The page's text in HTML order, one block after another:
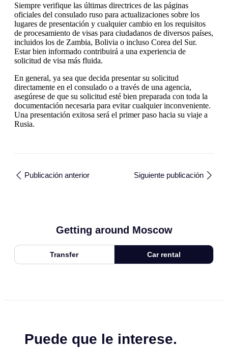
Siempre verifique las últimas directrices de las páginas
oficiales del consulado ruso para actualizaciones sobre los
lugares de presentación y cualquier cambio en los requisitos
de procesamiento de visas para ciudadanos de diversos países,
incluidos los de Zambia, Bolivia o incluso Corea del Sur.
Estar bien informado contribuirá a una experiencia de
solicitud de visa más fluida.
En general, ya sea que decida presentar su solicitud
directamente en el consulado o a través de una agencia,
asegúrese de que su solicitud esté bien preparada con toda la
documentación necesaria para evitar cualquier inconveniente.
Una presentación exitosa será el primer paso hacia su viaje a
Rusia.
Publicación anterior Siguiente publicación
Getting around Moscow
Transfer Car rental
Puede que le interese.